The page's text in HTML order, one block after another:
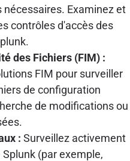
Examinez et
contrôles d'accès des
des Fichiers (FIM) :
FIM pour surveiller
de configuration
de modifications ou
: Surveillez activement
(par exemple,